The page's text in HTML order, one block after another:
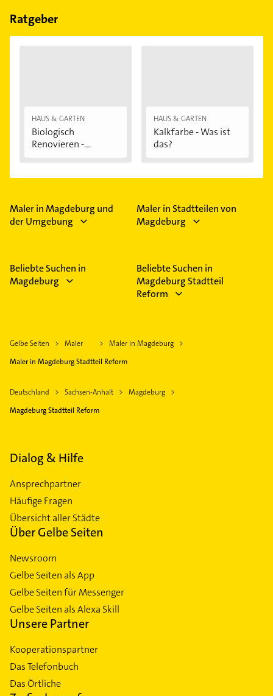
Feiertagen abweichen können.
Ratgeber
HAUS & GARTEN
Biologisch
Renovieren -
HAUS & GARTEN
Kalkfarbe - Was ist
das?
Maler in Magdeburg und
der Umgebung
Maler in Stadtteilen von
Magdeburg
Beliebte Suchen in
Magdeburg
Beliebte Suchen in
Magdeburg Stadtteil
Reform
Gelbe Seiten Maler
Maler in Magdeburg
Maler in Magdeburg Stadtteil Reform
Deutschland Sachsen-Anhalt
Magdeburg
Magdeburg Stadtteil Reform
Dialog & Hilfe
Ansprechpartner
Häufige Fragen
Übersicht aller Städte
Über Gelbe Seiten
Newsroom
Gelbe Seiten als App
Gelbe Seiten für Messenger
Gelbe Seiten als Alexa Skill
Unsere Partner
Kooperationspartner
Das Telefonbuch
Das Örtliche